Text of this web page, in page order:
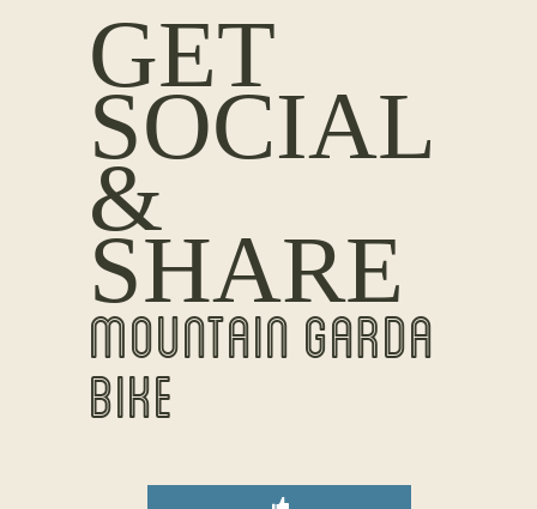
GET
SOCIAL
&
SHARE
MOUNTAIN GARDA
BIKE